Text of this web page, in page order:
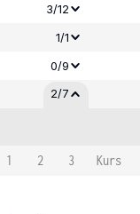
3/12
1/1
0/9
2/7
1 2 3
Kurs